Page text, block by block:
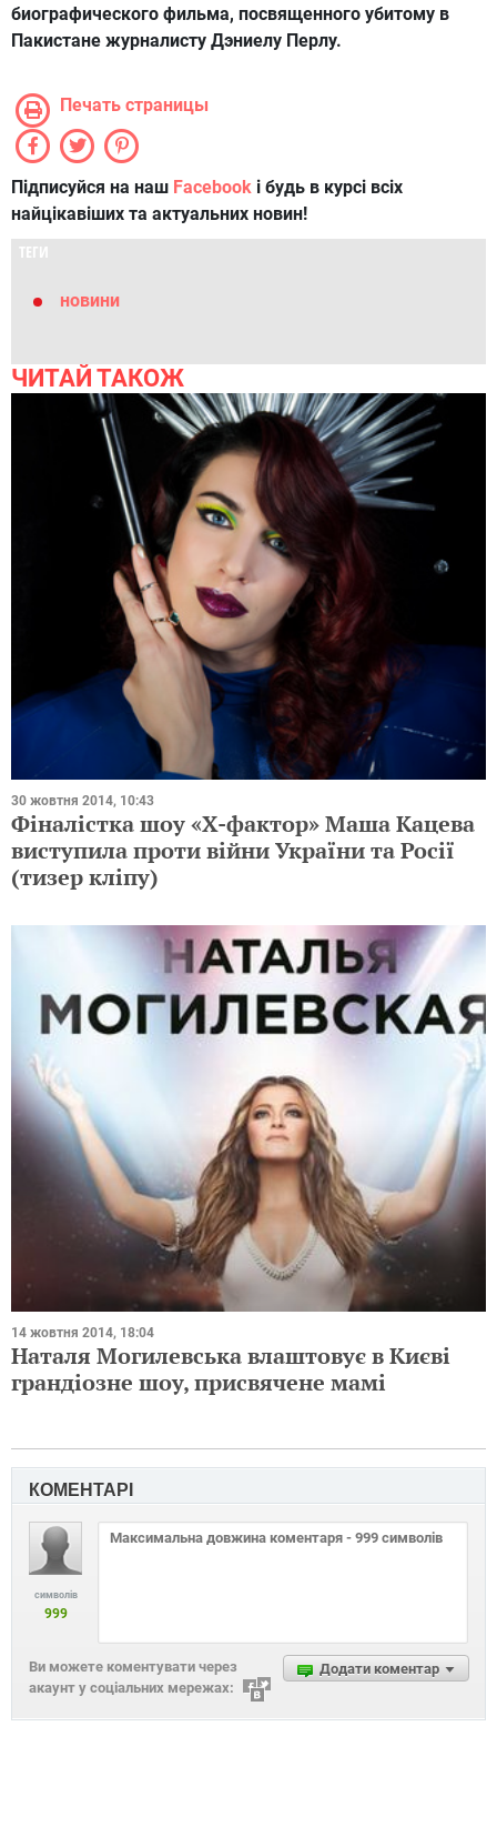
биографического фильма, посвященного убитому в
Пакистане журналисту Дэниелу Перлу.
Печать страницы
Підписуйся на наш Facebook і будь в курсі всіх
найцікавіших та актуальних новин!
ТЕГИ
новини
ЧИТАЙ ТАКОЖ
30 жовтня 2014, 10:43
Фіналістка шоу «Х-фактор» Маша Кацева
виступила проти війни України та Росії
(тизер кліпу)
14 жовтня 2014, 18:04
Наталя Могилевська влаштовує в Києві
грандіозне шоу, присвячене мамі
КОМЕНТАРІ
символів
999
Додати коментар
Ви можете коментувати через
акаунт у соціальних мережах: